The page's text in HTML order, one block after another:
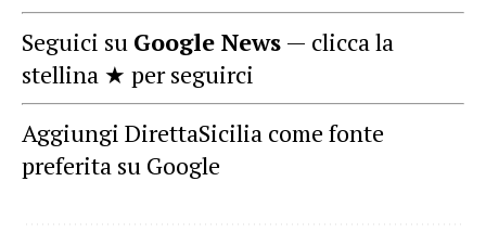
Seguici su Google News — clicca la
stellina ★ per seguirci
Aggiungi DirettaSicilia come fonte
preferita su Google